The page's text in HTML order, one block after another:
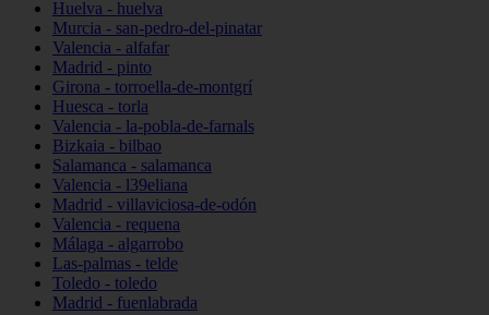
Huelva - huelva
Murcia - san-pedro-del-pinatar
Valencia - alfafar
Madrid - pinto
Girona - torroella-de-montgrí
Huesca - torla
Valencia - la-pobla-de-farnals
Bizkaia - bilbao
Salamanca - salamanca
Valencia - l39eliana
Madrid - villaviciosa-de-odón
Valencia - requena
Málaga - algarrobo
Las-palmas - telde
Toledo - toledo
Madrid - fuenlabrada